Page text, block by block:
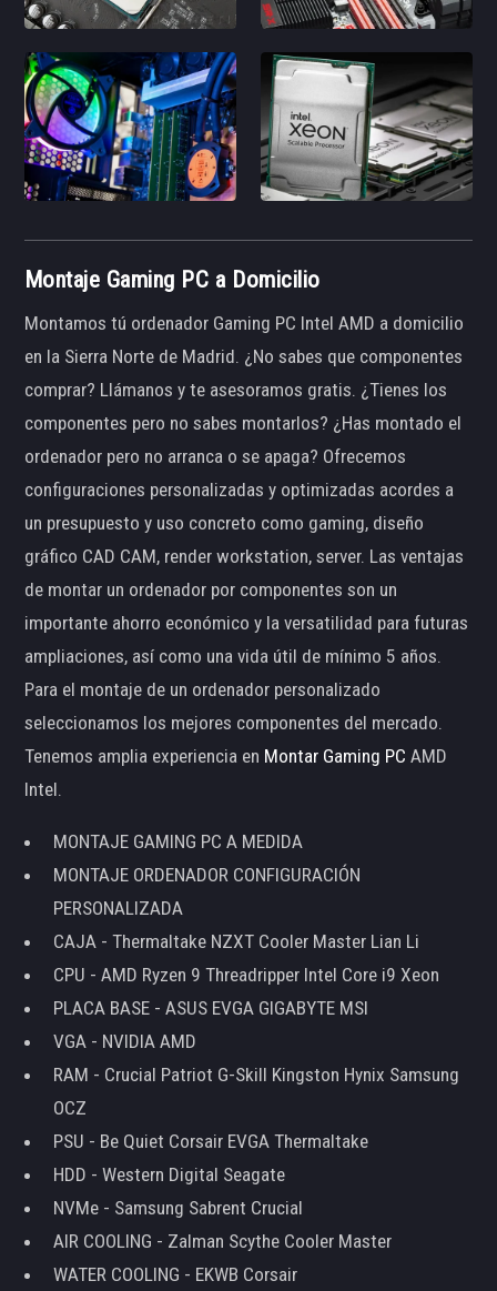
Montaje Gaming PC a Domicilio
Montamos tú ordenador Gaming PC Intel AMD a domicilio
en la Sierra Norte de Madrid. ¿No sabes que componentes
comprar? Llámanos y te asesoramos gratis. ¿Tienes los
componentes pero no sabes montarlos? ¿Has montado el
ordenador pero no arranca o se apaga? Ofrecemos
configuraciones personalizadas y optimizadas acordes a
un presupuesto y uso concreto como gaming, diseño
gráfico CAD CAM, render workstation, server. Las ventajas
de montar un ordenador por componentes son un
importante ahorro económico y la versatilidad para futuras
ampliaciones, así como una vida útil de mínimo 5 años.
Para el montaje de un ordenador personalizado
seleccionamos los mejores componentes del mercado.
Tenemos amplia experiencia en Montar Gaming PC AMD
Intel.
MONTAJE GAMING PC A MEDIDA
MONTAJE ORDENADOR CONFIGURACIÓN
PERSONALIZADA
CAJA - Thermaltake NZXT Cooler Master Lian Li
CPU - AMD Ryzen 9 Threadripper Intel Core i9 Xeon
PLACA BASE - ASUS EVGA GIGABYTE MSI
VGA - NVIDIA AMD
RAM - Crucial Patriot G-Skill Kingston Hynix Samsung
OCZ
PSU - Be Quiet Corsair EVGA Thermaltake
HDD - Western Digital Seagate
NVMe - Samsung Sabrent Crucial
AIR COOLING - Zalman Scythe Cooler Master
WATER COOLING - EKWB Corsair